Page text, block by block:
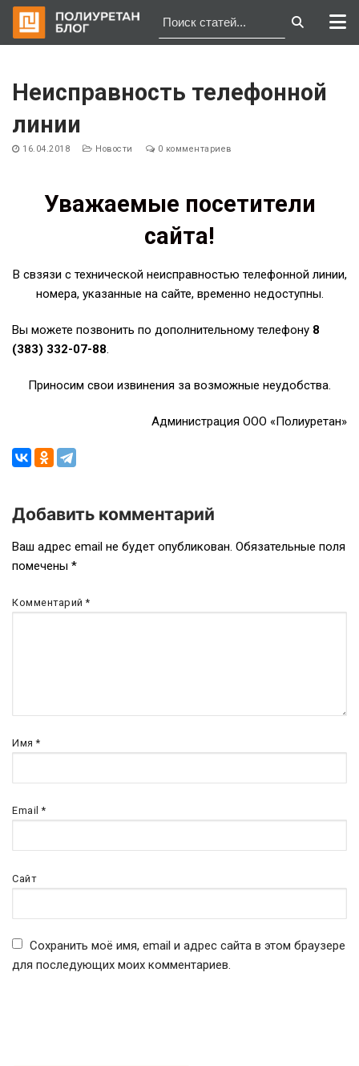
содержимому
Неисправность телефонной
линии
16.04.2018 Новости 0 комментариев
Уважаемые посетители
сайта!
В свзязи с технической неисправностью телефонной линии,
номера, указанные на сайте, временно недоступны.
Вы можете позвонить по дополнительному телефону 8
(383) 332-07-88.
Приносим свои извинения за возможные неудобства.
Администрация ООО «Полиуретан»
Навигация
по
записям
Добавить комментарий
Ваш адрес email не будет опубликован. Обязательные поля
помечены *
Комментарий*
Имя*
Email*
Сайт
Сохранить моё имя, email и адрес сайта в этом браузере
для последующих моих комментариев.